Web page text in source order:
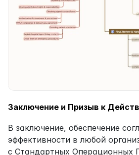
Заключение и Призыв к
В заключение, обеспечение
эффективности в любой
с Стандартных Операционных